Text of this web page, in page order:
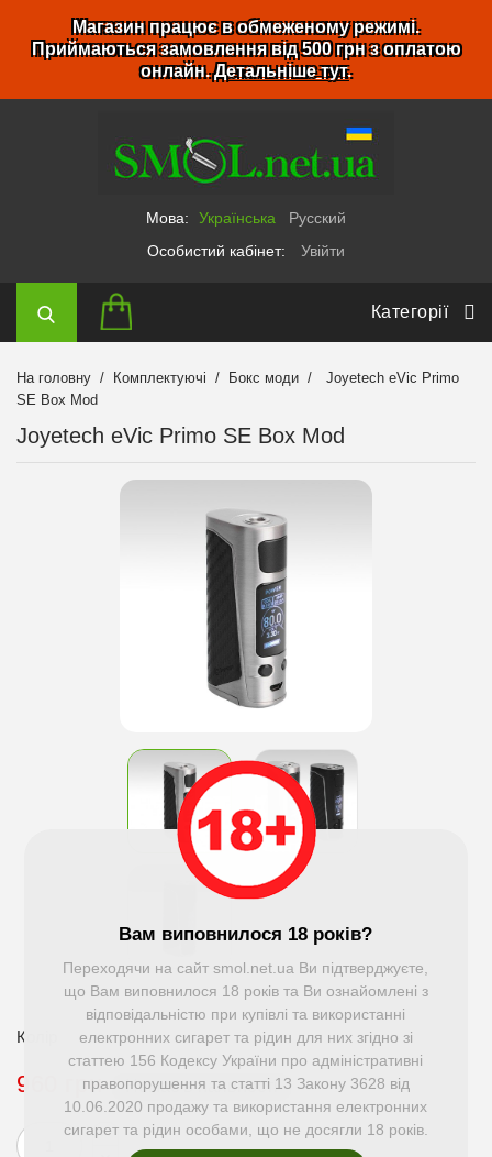
Магазин працює в обмеженому режимі.
Приймаються замовлення від 500 грн з оплатою
онлайн.Детальніше тут.
Мова: Українська
Русский
Особистий кабінет:
Увійти
Категорії
На головну Комплектуючі Бокс моди
Joyetech eVic Primo
SE Box Mod
Joyetech eVic Primo SE Box Mod
Колір
960 грн Немає в наявності
Вам виповнилося 18 років?
Переходячи на сайт smol.net.ua Ви підтверджуєте,
що Вам виповнилося 18 років та Ви ознайомлені з
відповідальністю при купівлі та використанні
електронних сигарет та рідин для них згідно зі
статтею 156 Кодексу України про адміністративні
правопорушення та статті 13 Закону 3628 від
10.06.2020 продажу та використання електронних
сигарет та рідин особами, що не досягли 18 років.